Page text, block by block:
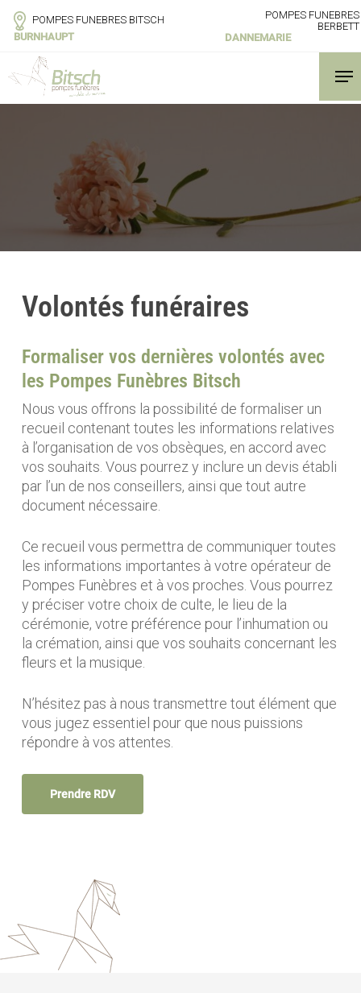
Skip
content
BURNHAUPT
POMPES FUNEBRES BITSCH
DANNEMARIE
POMPES FUNEBRES
BERBETT
Volontés funéraires
Formaliser vos dernières volontés avec
les Pompes Funèbres Bitsch
Nous vous offrons la possibilité de formaliser un
recueil contenant toutes les informations relatives
à l’organisation de vos obsèques, en accord avec
vos souhaits. Vous pourrez y inclure un devis établi
par l’un de nos conseillers, ainsi que tout autre
document nécessaire.
Ce recueil vous permettra de communiquer toutes
les informations importantes à votre opérateur de
Pompes Funèbres et à vos proches. Vous pourrez
y préciser votre choix de culte, le lieu de la
cérémonie, votre préférence pour l’inhumation ou
la crémation, ainsi que vos souhaits concernant les
fleurs et la musique.
N’hésitez pas à nous transmettre tout élément que
vous jugez essentiel pour que nous puissions
répondre à vos attentes.
Prendre RDV